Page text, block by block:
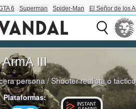
6 Superman Spider-Man El Señor de los
ArmA III
persona/Shooter realista ó táctico
Plataformas: